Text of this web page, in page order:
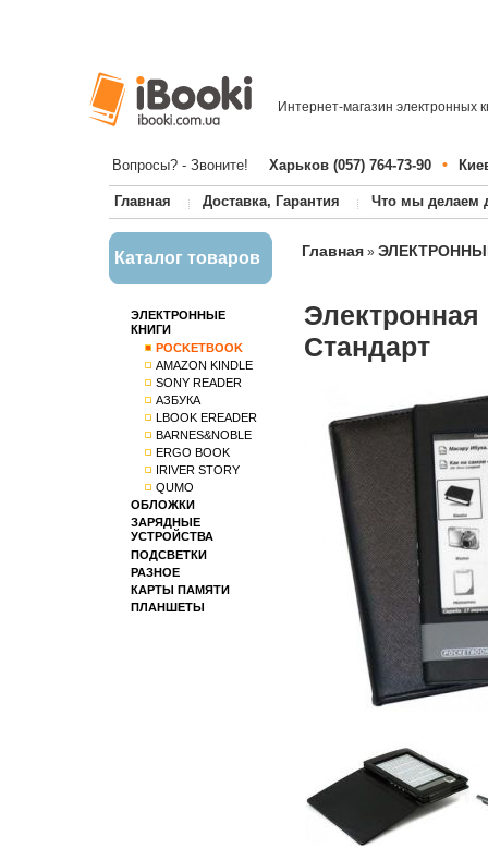
Интернет-магазин электронных
Вопросы? - Звоните! Харьков (057) 764-73-90 •
Главная Доставка, Гарантия Что мы делаем
Главная »
Электронная
Стандарт
Каталог товаров
ЭЛЕКТРОННЫЕ
КНИГИ
POCKETBOOK
AMAZON KINDLE
SONY READER
АЗБУКА
LBOOK EREADER
BARNES&NOBLE
ERGO BOOK
IRIVER STORY
QUMO
ОБЛОЖКИ
ЗАРЯДНЫЕ
УСТРОЙСТВА
ПОДСВЕТКИ
РАЗНОЕ
КАРТЫ ПАМЯТИ
ПЛАНШЕТЫ